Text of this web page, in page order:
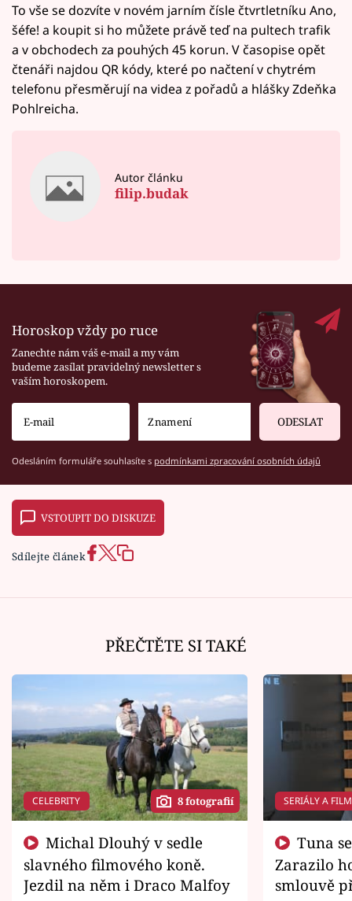
To vše se dozvíte v novém jarním čísle čtvrtletníku Ano,
šéfe! a koupit si ho můžete právě teď na pultech trafik
a v obchodech za pouhých 45 korun. V časopise opět
čtenáři najdou QR kódy, které po načtení v chytrém
telefonu přesměrují na videa z pořadů a hlášky Zdeňka
Pohlreicha.
Autor článku
filip.budak
Horoskop vždy po ruce
Zanechte nám váš e-mail a my vám
budeme zasílat pravidelný newsletter s
vaším horoskopem.
ODESLAT
Odesláním formuláře souhlasíte s podmínkami zpracování osobních údajů
VSTOUPIT DO DISKUZE
Sdílejte článek
PŘEČTĚTE SI TAKÉ
CELEBRITY 8 fotografií
slavného filmového koně.
Jezdil na něm i Draco Malfoy
SERIÁLY A
Zarazilo
smlouvě